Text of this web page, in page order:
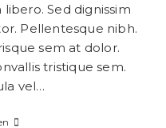
Sed dignissim
Pellentesque nibh.
sem at dolor.
tristique sem.
vel…